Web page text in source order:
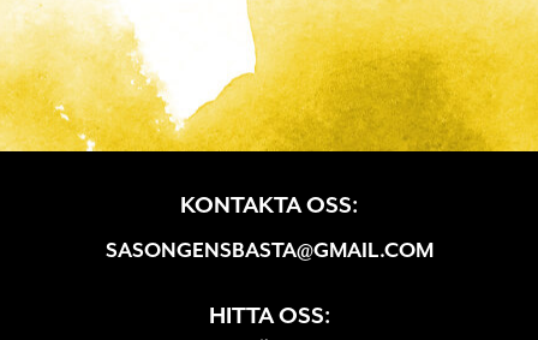
KONTAKTA OSS:
SASONGENSBASTA@GMAIL.COM
HITTA OSS: